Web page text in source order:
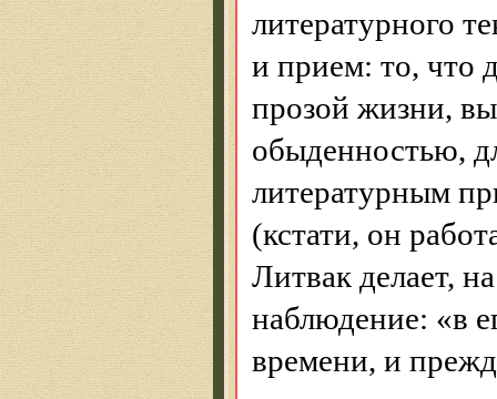
литературного
и прием: то, что
прозой жизни,
обыденностью,
литературным
(кстати, он
Литвак делает,
наблюдение: «в
времени, и